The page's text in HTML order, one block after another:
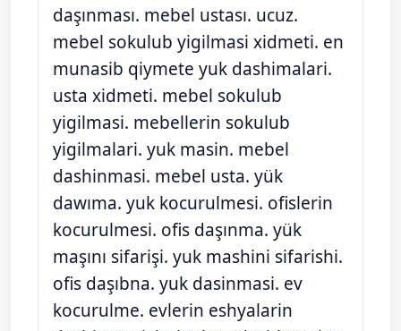
daşınması. mebel ustası. ucuz.
mebel sokulub yigilmasi xidmeti. en
munasib qiymete yuk dashimalari.
usta xidmeti. mebel sokulub
yigilmasi. mebellerin sokulub
yigilmalari. yuk masin. mebel
dashinmasi. mebel usta. yük
dawıma. yuk kocurulmesi. ofislerin
kocurulmesi. ofis daşınma. yük
maşını sifarişi. yuk mashini sifarishi.
ofis daşıbna. yuk dasinmasi. ev
kocurulme. evlerin eshyalarin